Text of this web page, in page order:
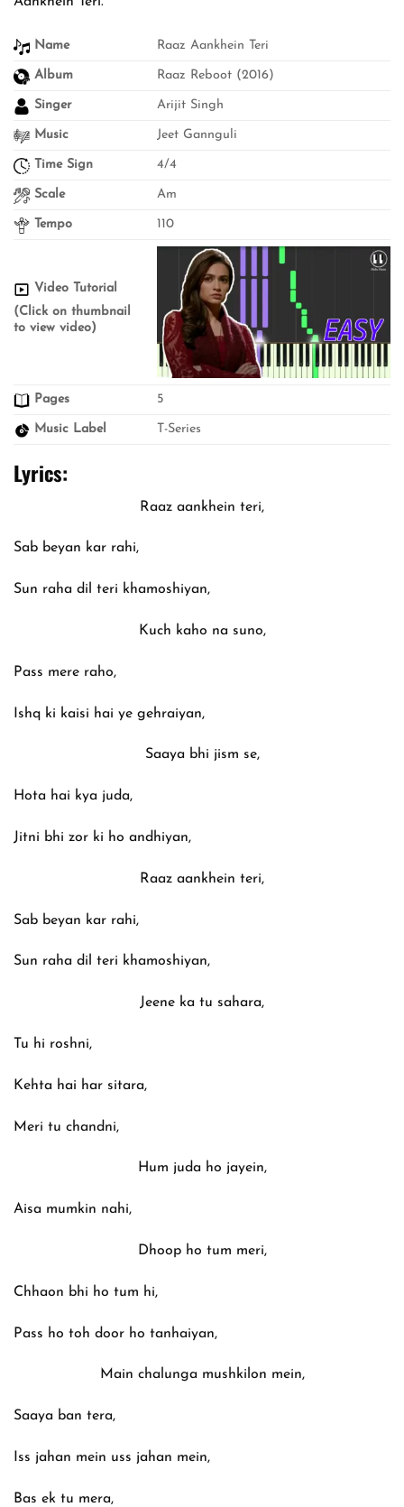
Name Raaz Aankhein Teri
Album Raaz Reboot (2016)
Singer Arijit Singh
Music Jeet Gannguli
Time Sign 4/4
Scale Am
Tempo 110
Video Tutorial
(Click on thumbnail
to view video)
Pages 5
Music Label T-Series
Lyrics:
Raaz aankhein teri,
Sab beyan kar rahi,
Sun raha dil teri khamoshiyan,
Kuch kaho na suno,
Pass mere raho,
Ishq ki kaisi hai ye gehraiyan,
Saaya bhi jism se,
Hota hai kya juda,
Jitni bhi zor ki ho andhiyan,
Raaz aankhein teri,
Sab beyan kar rahi,
Sun raha dil teri khamoshiyan,
Jeene ka tu sahara,
Tu hi roshni,
Kehta hai har sitara,
Meri tu chandni,
Hum juda ho jayein,
Aisa mumkin nahi,
Dhoop ho tum meri,
Chhaon bhi ho tum hi,
Pass ho toh door ho tanhaiyan,
Main chalunga mushkilon mein,
Saaya ban tera,
Iss jahan mein uss jahan mein,
Bas ek tu mera,